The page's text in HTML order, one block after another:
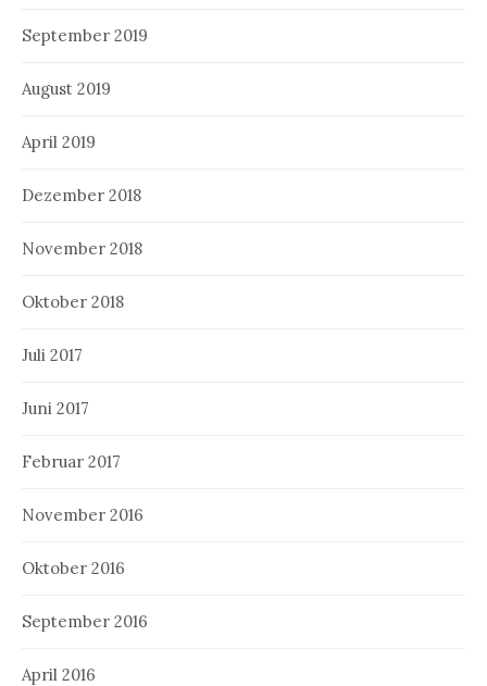
September 2019
August 2019
April 2019
Dezember 2018
November 2018
Oktober 2018
Juli 2017
Juni 2017
Februar 2017
November 2016
Oktober 2016
September 2016
April 2016